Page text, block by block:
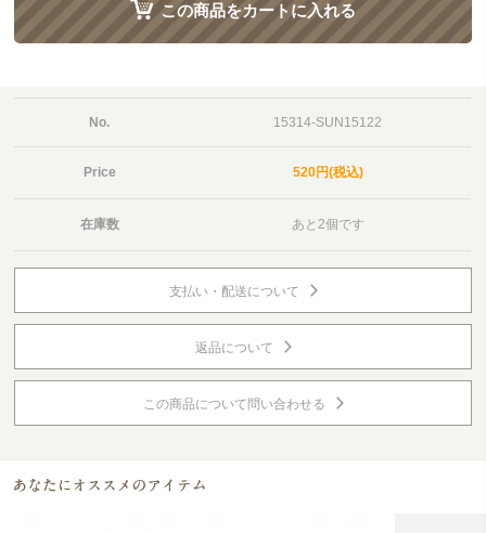
この商品をカートに入れる
No. 15314-SUN15122
Price 520円(税込)
在庫数 あと2個です
支払い・配送について
返品について
この商品について問い合わせる